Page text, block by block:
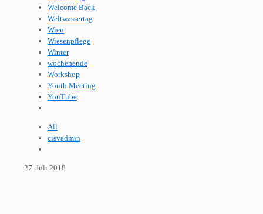
Welcome Back
Weltwassertag
Wien
Wiesenpflege
Winter
wochenende
Workshop
Youth Meeting
YouTube
All
cisvadmin
27. Juli 2018